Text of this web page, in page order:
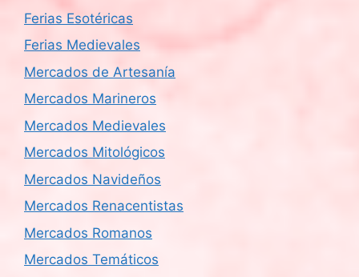
Ferias Esotéricas
Ferias Medievales
Mercados de Artesanía
Mercados Marineros
Mercados Medievales
Mercados Mitológicos
Mercados Navideños
Mercados Renacentistas
Mercados Romanos
Mercados Temáticos